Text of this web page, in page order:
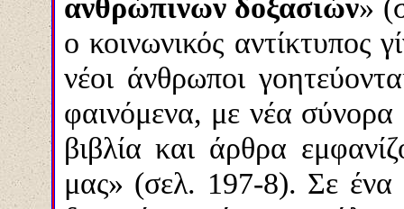
ανθρώπινων δοξασιών»
ο κοινωνικός αντίκτυπος
νέοι άνθρωποι
φαινόμενα, με νέα
βιβλία και άρθρα
μας» (σελ. 197-8). Σε ένα